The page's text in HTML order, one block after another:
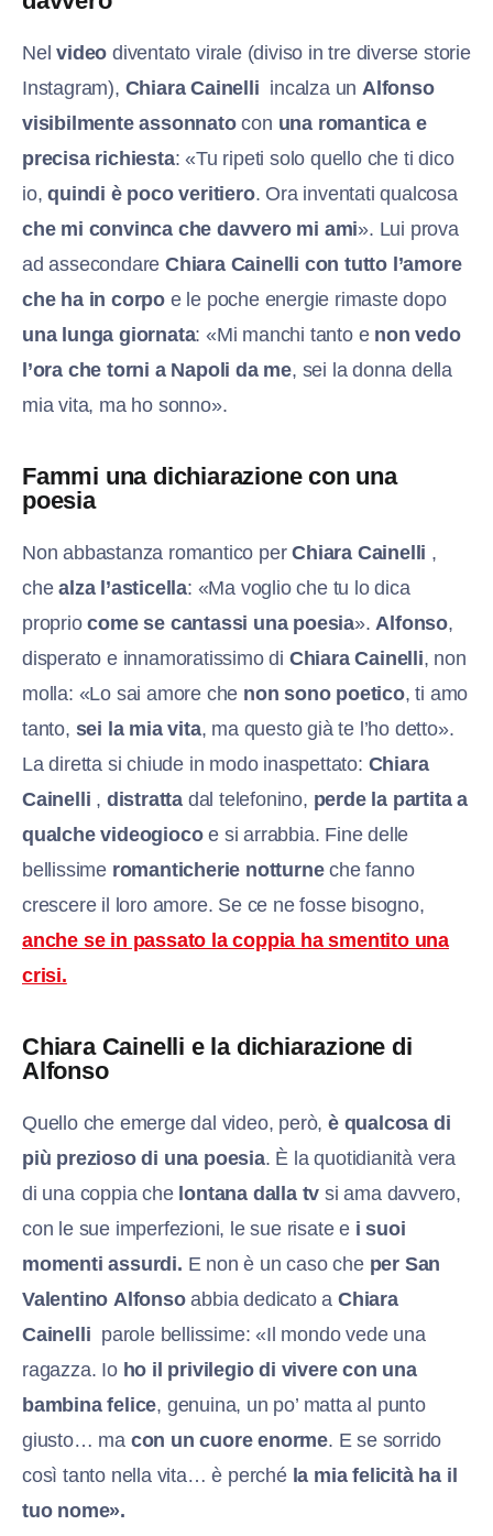
Nelvideo diventato virale (diviso in tre diverse storie
Instagram), Chiara Cainelli incalza unAlfonso
visibilmente assonnatocon una romantica e
precisa richiesta: «Tu ripeti solo quello che ti dico
io,quindi è poco veritiero. Ora inventati qualcosa
che mi convinca che davvero mi ami». Lui prova
ad assecondareChiara Cainelli con tutto l’amore
che ha in corpo e le poche energie rimaste dopo
una lunga giornata: «Mi manchi tanto e non vedo
l’ora che torni a Napoli da me, sei la donna della
mia vita, ma ho sonno».
Fammi una dichiarazione con una
poesia
Non abbastanza romantico perChiara Cainelli ,
chealza l’asticella: «Ma voglio che tu lo dica
propriocome se cantassi una poesia».Alfonso,
disperato e innamoratissimo di Chiara Cainelli, non
molla: «Lo sai amore che non sono poetico, ti amo
tanto, sei la mia vita, ma questo già te l’ho detto».
La diretta si chiude in modo inaspettato: Chiara
Cainelli , distratta dal telefonino, perde la partita a
qualche videogiocoe si arrabbia. Fine delle
bellissime romanticherie notturneche fanno
crescere il loro amore. Se ce ne fosse bisogno,
anche se in passato la coppia ha smentito una
crisi.
Chiara Cainelli e la dichiarazione di
Alfonso
Quello che emerge dal video, però, è qualcosa di
più prezioso di una poesia. È la quotidianità vera
di una coppia che lontana dalla tvsi ama davvero,
con le sue imperfezioni, le sue risate e i suoi
momenti assurdi. E non è un caso che per San
Valentino Alfonsoabbia dedicato aChiara
Cainelli parole bellissime: «Il mondo vede una
ragazza. Io ho il privilegio di vivere con una
bambina felice, genuina, un po’ matta al punto
giusto… ma con un cuore enorme. E se sorrido
così tanto nella vita… è perché la mia felicità ha il
tuo nome».